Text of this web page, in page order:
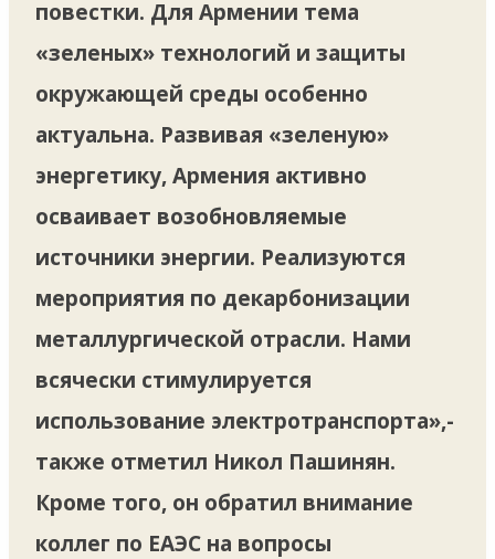
повестки. Для Армении тема
«зеленых» технологий и защиты
окружающей среды особенно
актуальна. Развивая «зеленую»
энергетику, Армения активно
осваивает возобновляемые
источники энергии. Реализуются
мероприятия по декарбонизации
металлургической отрасли. Нами
всячески стимулируется
использование электротранспорта»,-
также отметил Никол Пашинян.
Кроме того, он обратил внимание
коллег по ЕАЭС на вопросы